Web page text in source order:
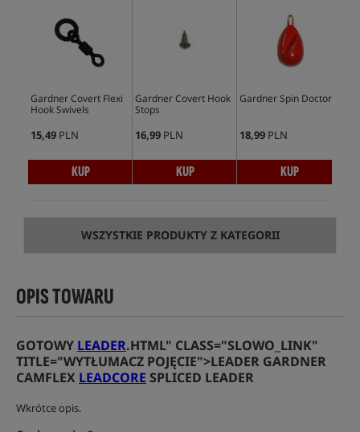
Gardner Covert Flexi
Hook Swivels
15,49 PLN
KUP
Gardner Covert Hook
Stops
16,99 PLN
KUP
Gardner Spin Doctor
18,99 PLN
KUP
WSZYSTKIE PRODUKTY Z KATEGORII
OPIS TOWARU
GOTOWY LEADER.HTML" CLASS="SLOWO_LINK"
TITLE="WYTŁUMACZ POJĘCIE">LEADER GARDNER
CAMFLEX LEADCORE SPLICED LEADER
Wkrótce opis.